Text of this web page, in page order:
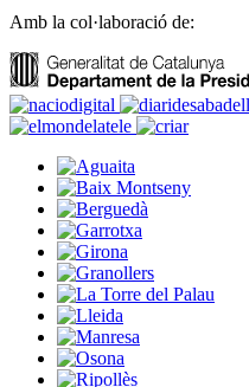
Amb la col·laboració de: